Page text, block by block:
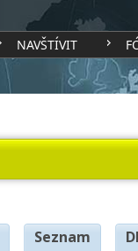
NAVŠTÍVIT
Seznam